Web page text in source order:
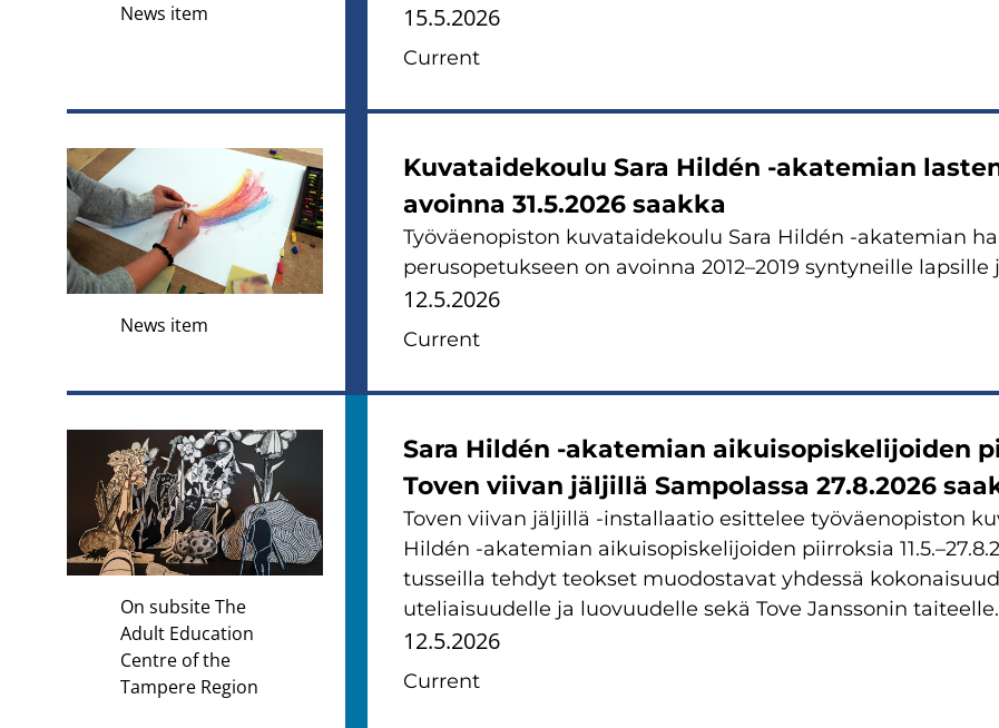
News item 15.5.2026
Current
News item
Kuvataidekoulu Sara Hildén -akatemian
avoinna 31.5.2026 saakka
Työväenopiston kuvataidekoulu Sara Hildén -akatemian
perusopetukseen on avoinna 2012–2019 syntyneille lapsille
12.5.2026
Current
On subsite The
Adult Education
Centre of the
Tampere Region
Sara Hildén -akatemian aikuisopiskelijoiden
Toven viivan jäljillä Sampolassa 27.8.2026
Toven viivan jäljillä -installaatio esittelee työväenopiston
Hildén -akatemian aikuisopiskelijoiden piirroksia
tusseilla tehdyt teokset muodostavat yhdessä
uteliaisuudelle ja luovuudelle sekä Tove Janssonin taiteelle.
12.5.2026
Current